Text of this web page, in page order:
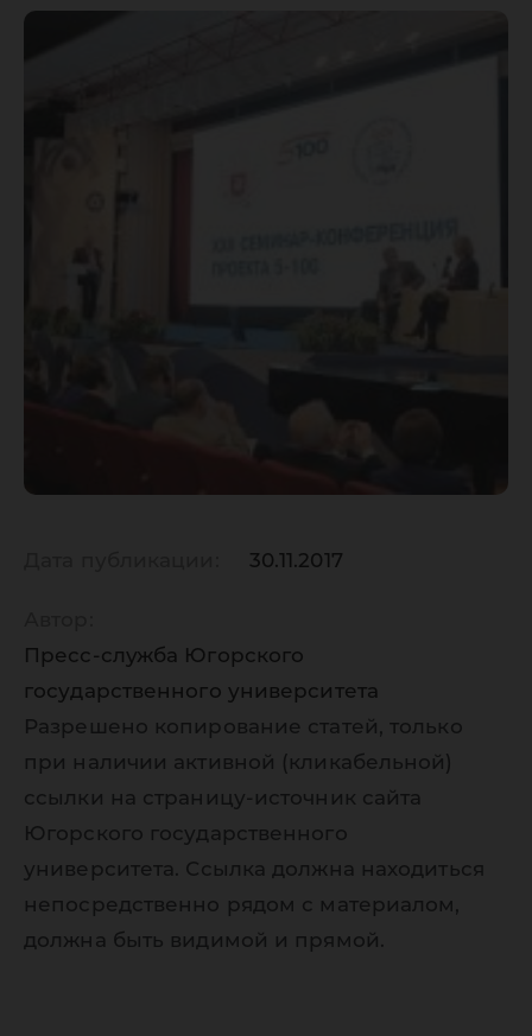
30.11.2017
Пресс-служба Югорского
государственного университета
Разрешено копирование статей, только
при наличии активной (кликабельной)
ссылки на страницу-источник сайта
Югорского государственного
университета. Ссылка должна находиться
непосредственно рядом с материалом,
должна быть видимой и прямой.